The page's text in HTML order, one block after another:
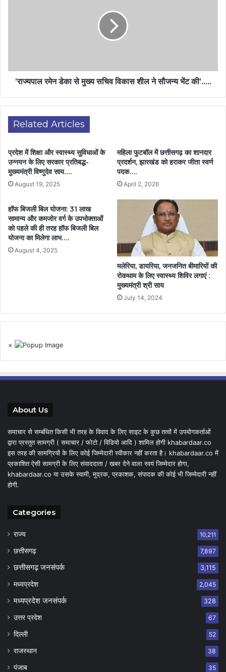
’राज्यपाल रमेन डेका से मुख्य सचिव विकास शील ने सौजन्य भेंट की’…..
Related Articles
प्रदेश में शिक्षा और स्वास्थ्य सुविधाओं के
उन्नयन के लिए सरकार प्रतिबद्ध-
मुख्यमंत्री विष्णुदेव साय….
August 19, 2025
महिला फुटबॉल में छत्तीसगढ़ का शानदार
प्रदर्शन, झारखंड को हराकर जीता स्वर्ण
पदक….
April 2, 2026
हॉफ बिजली बिल योजना: 31 लाख
सामान्य और कमजोर वर्ग के उपभोक्ताओं
को पहले की ही तरह हॉफ बिजली बिल
योजना का मिलेगा लाभ….
August 4, 2025
मलेरिया, डायरिया, जनजनित बीमारियों की
रोकथाम के लिए स्वास्थ्य शिविर लगाएं :
मुख्यमंत्री श्री साय
July 14, 2024
×
About Us
समाचार से सम्बंधित किसी भी तरह के विवाद के लिए साइट के कुछ तत्वों में उपयोगकर्ताओं
द्वारा प्रस्तुत सामग्री ( समाचार / फोटो / विडियो आदि ) शामिल होगी khabardaar.co
इस तरह की सामग्रियों के लिए कोई जिम्मेदारी स्वीकार नहीं करता है। khabardaar.co में
प्रकाशित ऐसी सामग्री के लिए संवाददाता / खबर देने वाला स्वयं जिम्मेदार होगा,
khabardaar.co या उसके स्वामी, मुद्रक, प्रकाशक, संपादक की कोई भी जिम्मेदारी नहीं
होगी.
Categories
राज्य 10,211
छत्तीसगढ़ 7,897
छत्तीसगढ़ जनसंपर्क 3,115
मध्यप्रदेश 2,045
मध्यप्रदेश जनसंपर्क 328
उत्तर प्रदेश 67
दिल्ली 52
राजस्थान 38
पंजाब 35